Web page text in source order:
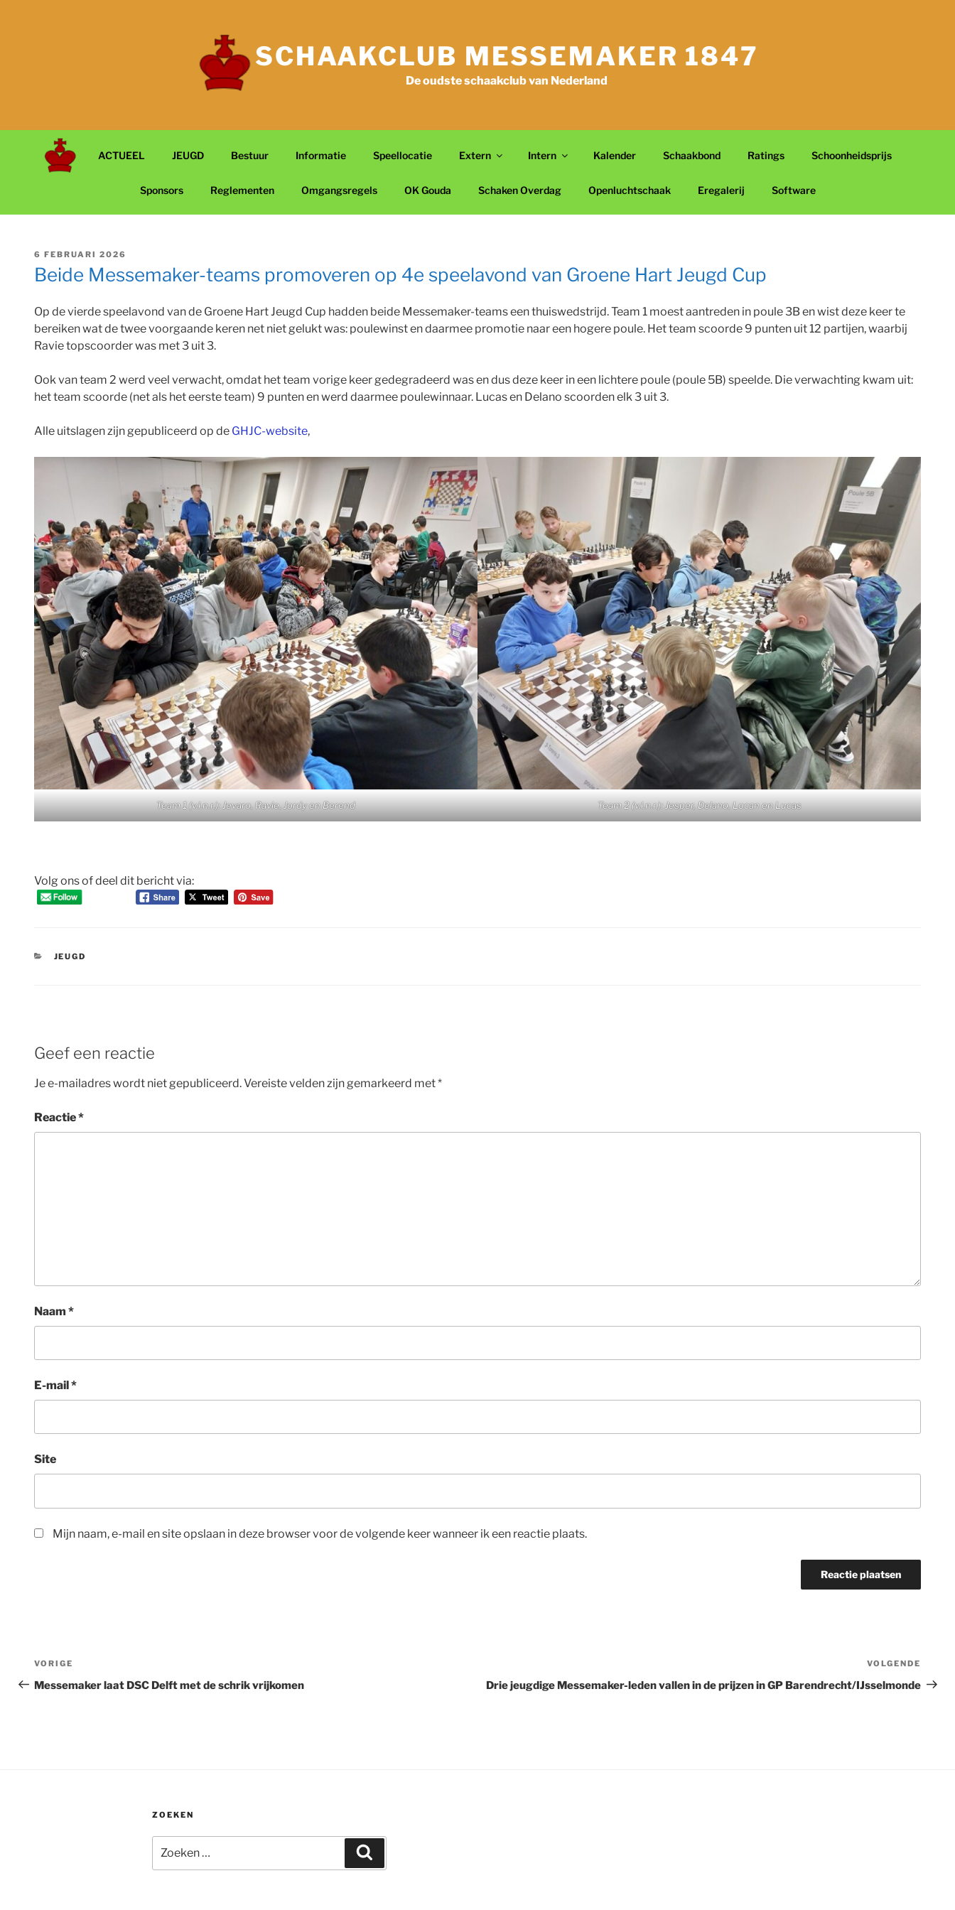
SCHAAKCLUB MESSEMAKER 1847
De oudste schaakclub van Nederland
ACTUEEL JEUGD Bestuur Informatie Speellocatie Extern Intern Kalender Schaakbond Ratings Schoonheidsprijs
Sponsors Reglementen Omgangsregels OK Gouda Schaken Overdag Openluchtschaak Eregalerij Software
GEPLAATST
OP
6 FEBRUARI 2026
Beide Messemaker-teams promoveren op 4e speelavond van Groene Hart Jeugd Cup
Op de vierde speelavond van de Groene Hart Jeugd Cup hadden beide Messemaker-teams een thuiswedstrijd. Team 1 moest aantreden in poule 3B en wist deze keer te
bereiken wat de twee voorgaande keren net niet gelukt was: poulewinst en daarmee promotie naar een hogere poule. Het team scoorde 9 punten uit 12 partijen, waarbij
Ravie topscoorder was met 3 uit 3.
Ook van team 2 werd veel verwacht, omdat het team vorige keer gedegradeerd was en dus deze keer in een lichtere poule (poule 5B) speelde. Die verwachting kwam uit:
het team scoorde (net als het eerste team) 9 punten en werd daarmee poulewinnaar. Lucas en Delano scoorden elk 3 uit 3.
Alle uitslagen zijn gepubliceerd op de GHJC-website,
Team 1 (v.l.n.r.): Jevaro, Ravie, Jordy en Berend Team 2 (v.l.n.r.): Jesper, Delano, Locan en Lucas
Volg ons of deel dit bericht via:
CATEGORIEËN
JEUGD
Geef een reactie
Je e-mailadres wordt niet gepubliceerd.Vereiste velden zijn gemarkeerd met*
Reactie*
Naam *
E-mail*
Site
Mijn naam, e-mail en site opslaan in deze browser voor de volgende keer wanneer ik een reactie plaats.
Bericht
navigatie
Vorig
bericht
VORIGE
Messemaker laat DSC Delft met de schrik vrijkomen
VOLGENDE
Drie jeugdige Messemaker-leden vallen in de prijzen in GP Barendrecht/IJsselmonde
ZOEKEN
naar: